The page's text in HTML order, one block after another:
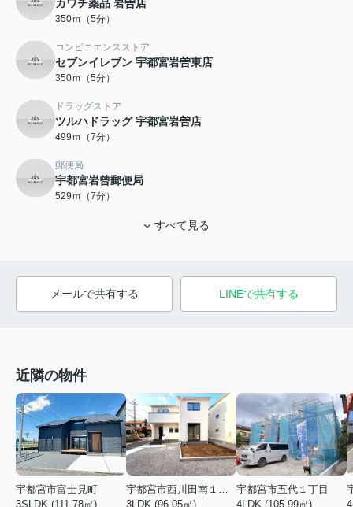
カワチ薬品 岩曽店
350ｍ（5分）
コンビニエンスストア
セブンイレブン 宇都宮岩曽東店
350ｍ（5分）
ドラッグストア
ツルハドラッグ 宇都宮岩曽店
499ｍ（7分）
郵便局
宇都宮岩曾郵便局
529ｍ（7分）
すべて見る
メールで共有する LINEで共有する
近隣の物件
宇都宮市富士見町
3SLDK (111.78㎡)
3LDK (96.05㎡)
宇都宮市五代１丁目
4LDK (105.99㎡)